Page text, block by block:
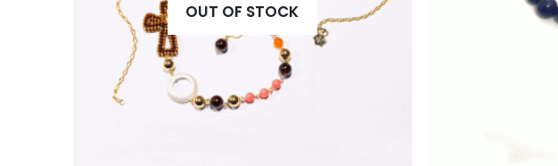
OUT OF STOCK